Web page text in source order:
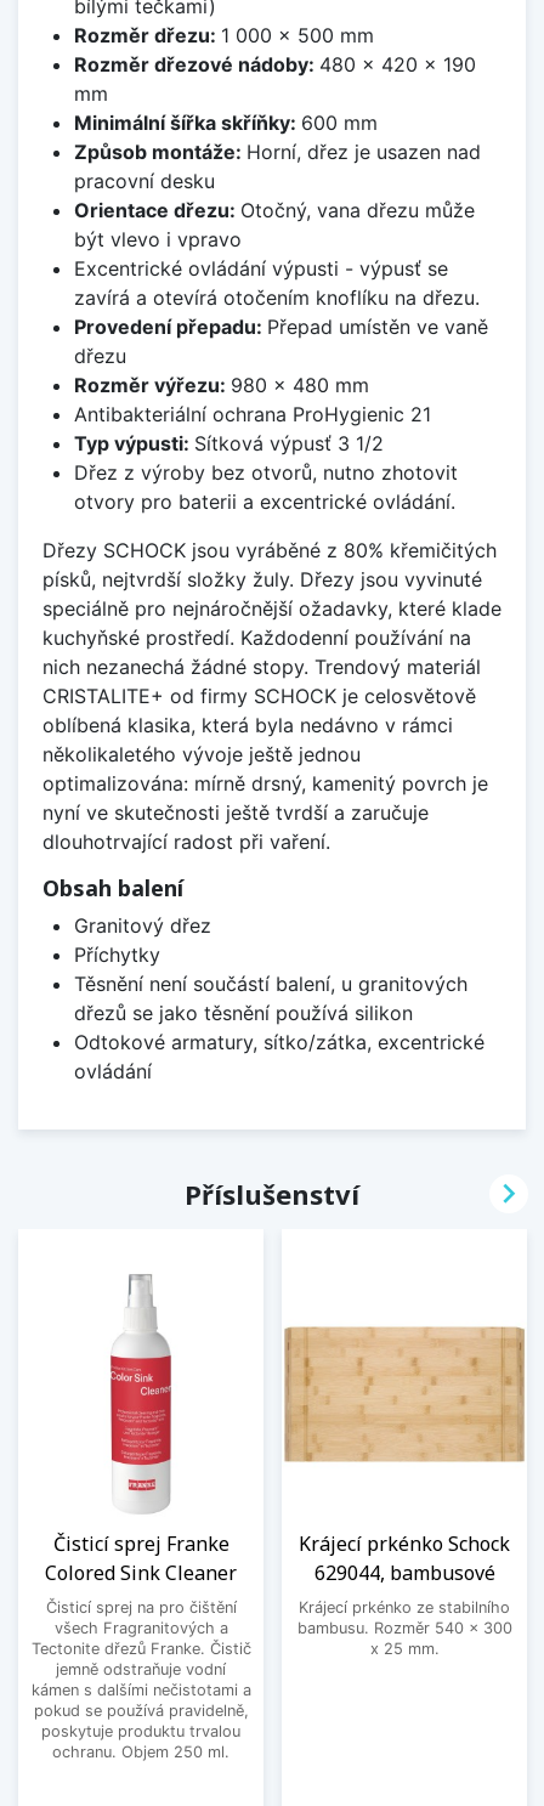
bílými tečkami)
Rozměr dřezu: 1 000 x 500 mm
Rozměr dřezové nádoby: 480 x 420 x 190
mm
Minimální šířka skříňky: 600 mm
Způsob montáže: Horní, dřez je usazen nad
pracovní desku
Orientace dřezu: Otočný, vana dřezu může
být vlevo i vpravo
Excentrické ovládání výpusti - výpusť se
zavírá a otevírá otočením knoflíku na dřezu.
Provedení přepadu: Přepad umístěn ve vaně
dřezu
Rozměr výřezu: 980 x 480 mm
Antibakteriální ochrana ProHygienic 21
Typ výpusti: Sítková výpusť 3 1/2
Dřez z výroby bez otvorů, nutno zhotovit
otvory pro baterii a excentrické ovládání.
Dřezy SCHOCK jsou vyráběné z 80% křemičitých
písků, nejtvrdší složky žuly. Dřezy jsou vyvinuté
speciálně pro nejnáročnější ožadavky, které klade
kuchyňské prostředí. Každodenní používání na
nich nezanechá žádné stopy. Trendový materiál
CRISTALITE+ od firmy SCHOCK je celosvětově
oblíbená klasika, která byla nedávno v rámci
několikaletého vývoje ještě jednou
optimalizována: mírně drsný, kamenitý povrch je
nyní ve skutečnosti ještě tvrdší a zaručuje
dlouhotrvající radost při vaření.
Obsah balení
Granitový dřez
Příchytky
Těsnění není součástí balení, u granitových
dřezů se jako těsnění používá silikon
Odtokové armatury, sítko/zátka, excentrické
ovládání
Příslušenství
Čisticí sprej Franke
Colored Sink Cleaner
Čisticí sprej na pro čištění
všech Fragranitových a
Tectonite dřezů Franke. Čistič
jemně odstraňuje vodní
kámen s dalšími nečistotami a
pokud se používá pravidelně,
poskytuje produktu trvalou
ochranu. Objem 250 ml.
Krájecí prkénko Schock
629044, bambusové
Krájecí prkénko ze stabilního
bambusu. Rozměr 540 x 300
x 25 mm.
